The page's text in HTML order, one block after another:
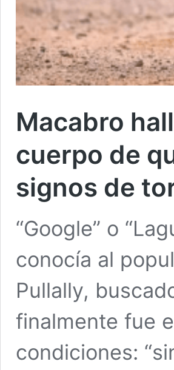
Macabro
cuerpo de
signos de
“Google” o
conocía al
Pullally,
finalmente fue
condiciones: